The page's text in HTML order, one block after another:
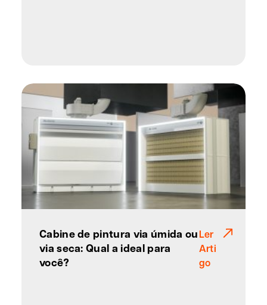
Cabine de pintura via úmida ou
via seca: Qual a ideal para
você?
Ler
Arti
go